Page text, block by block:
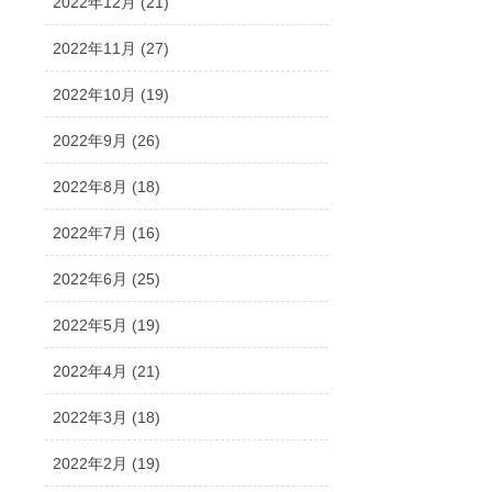
2022年11月 (27)
2022年10月 (19)
2022年9月 (26)
2022年8月 (18)
2022年7月 (16)
2022年6月 (25)
2022年5月 (19)
2022年4月 (21)
2022年3月 (18)
2022年2月 (19)